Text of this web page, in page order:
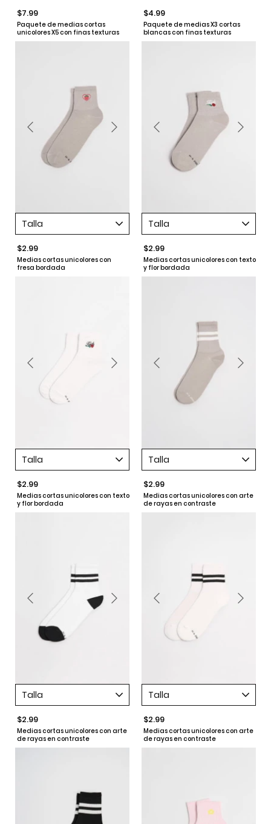
$7.99
Paquete de medias cortas
unicolores X5 con finas texturas
$4.99
Paquete de medias X3 cortas
blancas con finas texturas
Talla
$2.99
Medias cortas unicolores con
fresa bordada
Talla
$2.99
Medias cortas unicolores con texto
y flor bordada
Talla
$2.99
Medias cortas unicolores con texto
y flor bordada
Talla
$2.99
Medias cortas unicolores con arte
de rayas en contraste
Talla
$2.99
Medias cortas unicolores con arte
de rayas en contraste
Talla
$2.99
Medias cortas unicolores con arte
de rayas en contraste